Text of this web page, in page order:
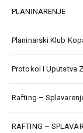
PLANINARENJE
Planinarski Klub
Protokol I Uputstva
Rafting –
RAFTING –